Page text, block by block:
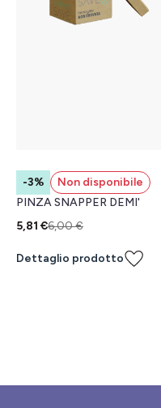
-3%
Non disponibile
PINZA SNAPPER DEMI'
5,81 €6,00 €
Dettaglio prodotto